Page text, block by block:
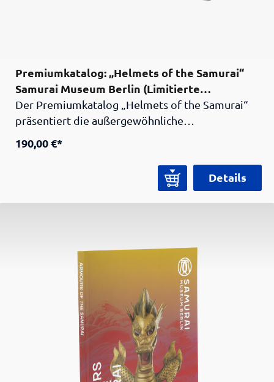
Premiumkatalog: „Helmets of the Samurai“
Samurai Museum Berlin (Limitierte
Stückzahl!)
Der Premiumkatalog „Helmets of the Samurai“
präsentiert die außergewöhnliche
Mit dem Essay „Kawari Kabuto – Ungewöhnliche
japanische Samurai-Helme“ bietet er detaillierte
Einblicke, hochwertige Farbaufnahmen und
Kulturbegeisterte. Zahlreiche hochwertige
Farbabbildungen zeigen verschiedene Ansichten
der Helme sowie eindrucksvolle Details.
Informative Anhänge mit den historischen
Epochen, schematischen Dartstellungen zur
Illustration spezifischer Fachbegriffe, einem
Glossar sowie einer ausgewählten Bibliografie
helfen dem Leser bei der Lektüre. Texte:
EnglischProduktmerkmale: Hardcover im
190,00 €*
Details